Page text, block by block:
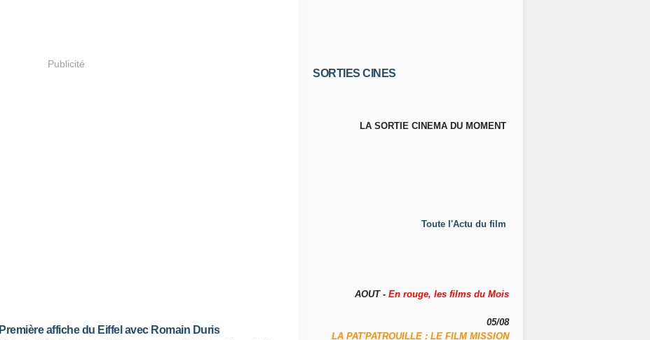
Publicité
Première affiche du Eiffel avec Romain Duris
SORTIES CINES
LA SORTIE CINEMA DU MOMENT
Toute l'Actu du film
AOUT - En rouge, les films du Mois
05/08
LA PAT'PATROUILLE : LE FILM MISSION